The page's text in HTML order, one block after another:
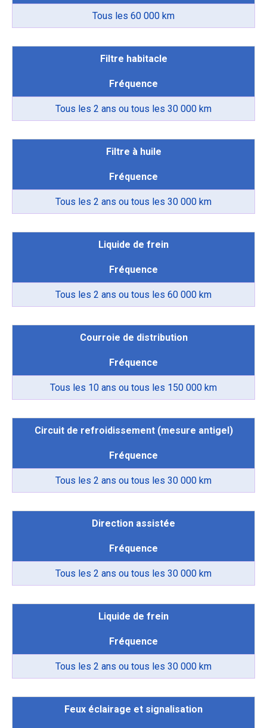
Tous les 60 000 km
Filtre habitacle
Fréquence
Tous les 2 ans ou tous les 30 000 km
Filtre à huile
Fréquence
Tous les 2 ans ou tous les 30 000 km
Liquide de frein
Fréquence
Tous les 2 ans ou tous les 60 000 km
Courroie de distribution
Fréquence
Tous les 10 ans ou tous les 150 000 km
Circuit de refroidissement (mesure antigel)
Fréquence
Tous les 2 ans ou tous les 30 000 km
Direction assistée
Fréquence
Tous les 2 ans ou tous les 30 000 km
Liquide de frein
Fréquence
Tous les 2 ans ou tous les 30 000 km
Feux éclairage et signalisation